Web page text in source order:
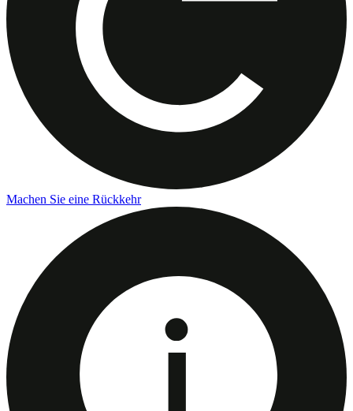
Machen Sie eine Rückkehr